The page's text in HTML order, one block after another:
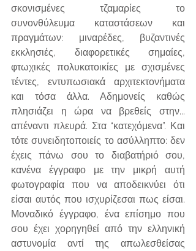
σκονισμένες τζαμαρίες το
συνονθύλευμα καταστάσεων και
πραγμάτων: μιναρέδες, βυζαντινές
εκκλησιές, διαφορετικές σημαίες,
φτωχικές πολυκατοικίες με σχισμένες
τέντες, εντυπωσιακά αρχιτεκτονήματα
και τόσα άλλα. Αδημονείς καθώς
πλησιάζει η ώρα να βρεθείς στην...
απέναντι πλευρά. Στα “κατεχόμενα”. Και
τότε συνειδητοποιείς το ασύλληπτο: δεν
έχεις πάνω σου το διαβατήριό σου,
κανένα έγγραφο με την μικρή αυτή
φωτογραφία που να αποδεικνύει ότι
είσαι αυτός που ισχυρίζεσαι πως είσαι.
Μοναδικό έγγραφο, ένα επίσημο που
σου έχει χορηγηθεί από την ελληνική
αστυνομία αντί της απωλεσθείσας